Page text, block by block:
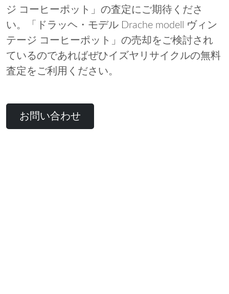
ジ コーヒーポット」の査定にご期待くださ
い。「ドラッヘ・モデル Drache modell ヴィン
テージ コーヒーポット」の売却をご検討され
ているのであればぜひイズヤリサイクルの無料
査定をご利用ください。
お問い合わせ